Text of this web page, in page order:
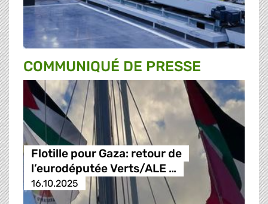
COMMUNIQUÉ DE PRESSE
Flotille pour Gaza: retour de
l’eurodéputée Verts/ALE …
16.10.2025